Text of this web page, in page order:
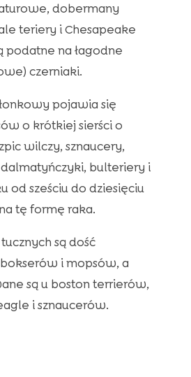
dobermany
teriery i Chesapeake
podatne na łagodne
czerniaki.
pojawia się
o krótkiej sierści o
wilczy, sznaucery,
bulteriery i
od sześciu do dziesięciu
tę formę raka.
są dość
i mopsów, a
są u boston terrierów,
i sznaucerów.